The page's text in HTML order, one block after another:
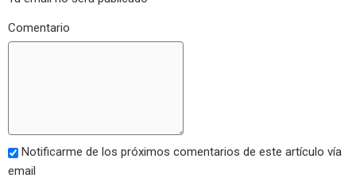
Comentario
Notificarme de los próximos comentarios de este artículo vía
email